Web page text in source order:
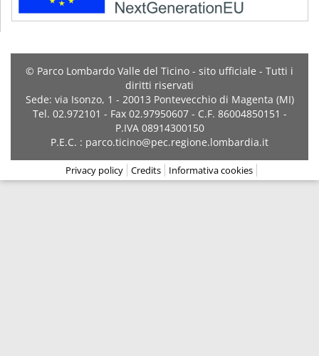
© Parco Lombardo Valle del Ticino - sito ufficiale - Tutti i
diritti riservati
Sede: via Isonzo, 1 - 20013 Pontevecchio di Magenta (MI)
Tel. 02.972101 - Fax 02.97950607 - C.F. 86004850151 -
P.IVA 08914300150
P.E.C. : parco.ticino@pec.regione.lombardia.it
Privacy policy Credits Informativa cookies